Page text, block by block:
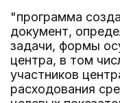
"программа
документ,
задачи, формы
центра, в том
участников
расходования